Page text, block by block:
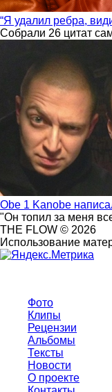
“Я удалил ребра,
Собрали 26 цитат
Obe 1 Kanobe
"Он топил за меня
THE FLOW © 2026
Использование
Фото
Клипы
Рецензии
Альбомы
Тексты
Новости
О проекте